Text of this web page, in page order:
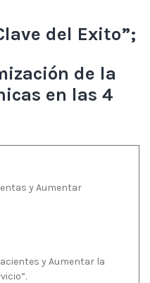
del Exito”;
de la
en las 4
y Aumentar
y Aumentar la